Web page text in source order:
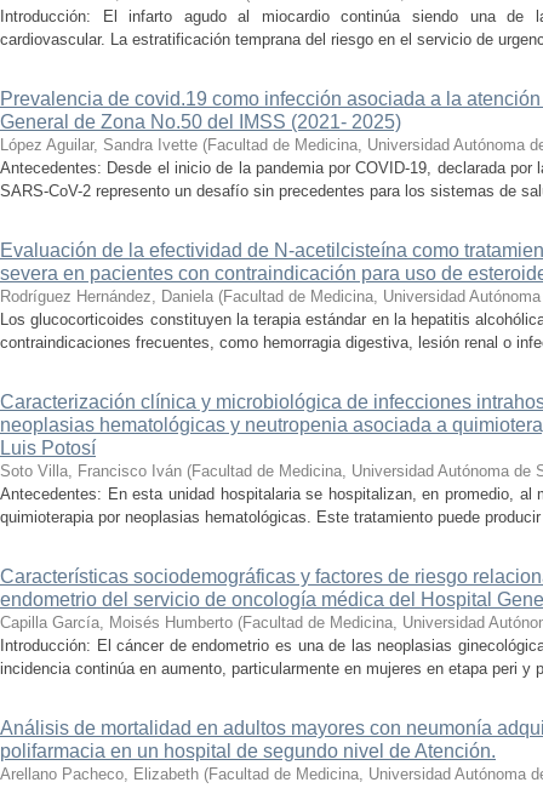
Introducción: El infarto agudo al miocardio continúa siendo una de
cardiovascular. La estratificación temprana del riesgo en el servicio de
Prevalencia de covid.19 como infección asociada a la
General de Zona No.50 del IMSS (2021- 2025)
López Aguilar, Sandra Ivette (Facultad de Medicina, Universidad Autónoma
Antecedentes: Desde el inicio de la pandemia por COVID-19, declarada
SARS-CoV-2 represento un desafío sin precedentes para los sistemas de
Evaluación de la efectividad de N-acetilcisteína como
severa en pacientes con contraindicación para uso de
Rodríguez Hernández, Daniela (Facultad de Medicina, Universidad
Los glucocorticoides constituyen la terapia estándar en la hepatitis
contraindicaciones frecuentes, como hemorragia digestiva, lesión renal o
Caracterización clínica y microbiológica de infecciones
neoplasias hematológicas y neutropenia asociada a
Luis Potosí
Soto Villa, Francisco Iván (Facultad de Medicina, Universidad Autónoma de
Antecedentes: En esta unidad hospitalaria se hospitalizan, en promedio, al
quimioterapia por neoplasias hematológicas. Este tratamiento puede
Características sociodemográficas y factores de riesgo
endometrio del servicio de oncología médica del Hospital
Capilla García, Moisés Humberto (Facultad de Medicina, Universidad
Introducción: El cáncer de endometrio es una de las neoplasias
incidencia continúa en aumento, particularmente en mujeres en etapa peri
Análisis de mortalidad en adultos mayores con neumonía
polifarmacia en un hospital de segundo nivel de Atención.
Arellano Pacheco, Elizabeth (Facultad de Medicina, Universidad Autónoma